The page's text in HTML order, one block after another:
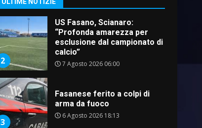
2
US Fasano, Scianaro:
“Profonda amarezza per
esclusione dal campionato di
calcio”
7 Agosto 2026 06:00
3
Fasanese ferito a colpi di
arma da fuoco
6 Agosto 2026 18:13